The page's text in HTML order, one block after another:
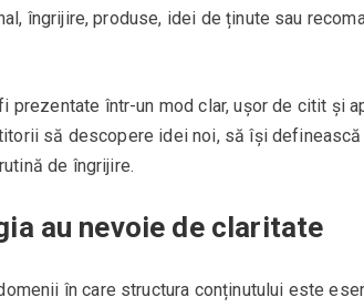
îngrijire, produse, idei de ținute sau
într-un mod clar, ușor de citit și
să descopere idei noi, să își
de îngrijire.
au nevoie de claritate
în care structura conținutului este